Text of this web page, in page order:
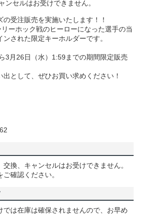
セルはお受けできません。
受注販売を実施いたします！！
ーホック戦のヒーローになった選手の当
された限定キーホルダーです。
3月26日（水）1:59までの期間限定販売
として、ぜひお買い求めください！
換、キャンセルはお受けできません。
ご確認ください。
では在庫は確保されませんので、お早め